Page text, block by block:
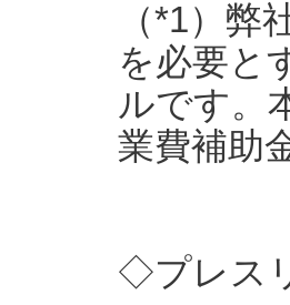
（*1）
を必要と
ルです。
業費補助
◇プレス